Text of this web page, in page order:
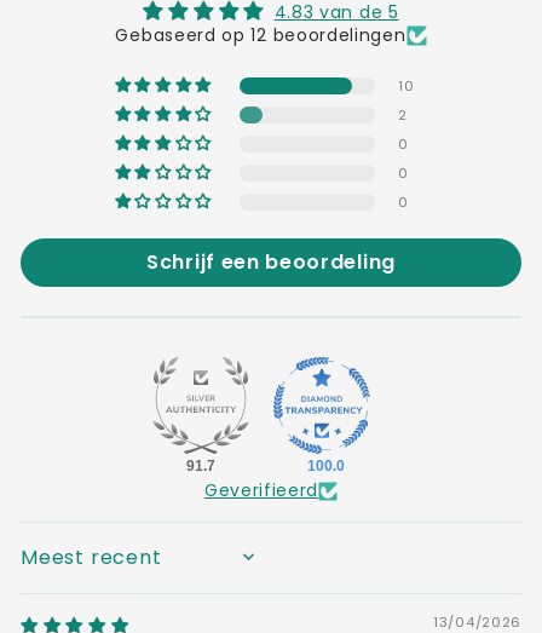
4.83 van de 5
Gebaseerd op 12 beoordelingen
10
2
0
0
0
Schrijf een beoordeling
91.7 100.0
Geverifieerd
SORT BY
13/04/2026